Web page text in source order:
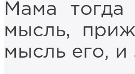
Мама тогда
мысль,
мысль его, и